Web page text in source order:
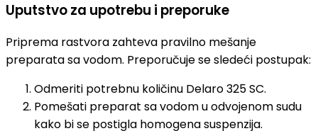
Uputstvo za upotrebu i preporuke
Priprema rastvora zahteva pravilno mešanje
preparata sa vodom. Preporučuje se sledeći postupak:
Odmeriti potrebnu količinu Delaro 325 SC.
Pomešati preparat sa vodom u odvojenom sudu
kako bi se postigla homogena suspenzija.